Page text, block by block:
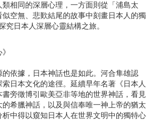
相同的深層心理，一方面則從「浦島太
空無、悲歎結尾的故事中刻畫日本人的獨
日本人深層心靈結構之旅。
依據，日本神話也是如此。河合隼雄認
日本文化的途徑。延續早年名著《日本人
旁徵博引歐美亞非等地的世界神話，看見
的希臘神話，以及與信奉唯一神上帝的猶太
中得以窺知日本人在世界文明中的獨特心